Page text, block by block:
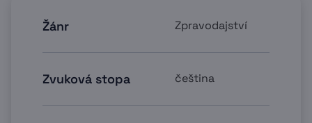
Žánr Zpravodajství
Zvuková stopa čeština